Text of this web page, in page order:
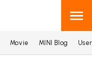
Movie MINI Blog